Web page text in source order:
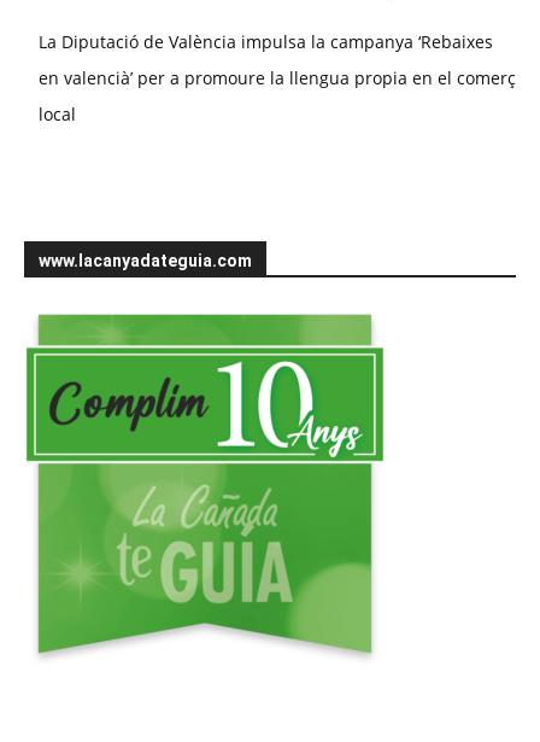
La Diputació de València impulsa la campanya ‘Rebaixes
en valencià’ per a promoure la llengua propia en el comerç
local
www.lacanyadateguia.com